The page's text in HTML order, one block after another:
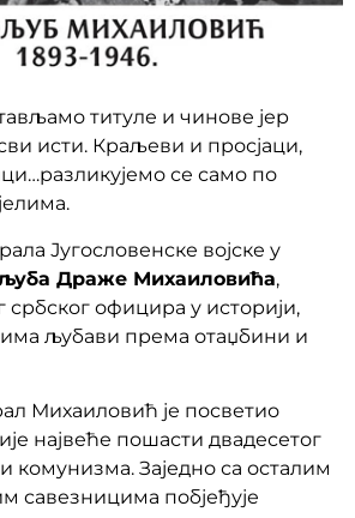
титуле и чинове јер
исти. Краљеви и просјаци,
се само по
Југословенске војске у
Драже Михаиловића,
србског официра у историји,
љубави према отаџбини и
Михаиловић је посветио
највеће пошасти двадесетог
комунизма. Заједно са осталим
савезницима побјеђује